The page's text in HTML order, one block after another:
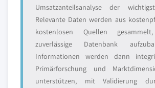
Umsatzanteilsanalyse der
Relevante Daten werden aus
kostenlosen Quellen
zuverlässige Datenbank
Informationen werden dann
Primärforschung und
unterstützen, mit Validierung